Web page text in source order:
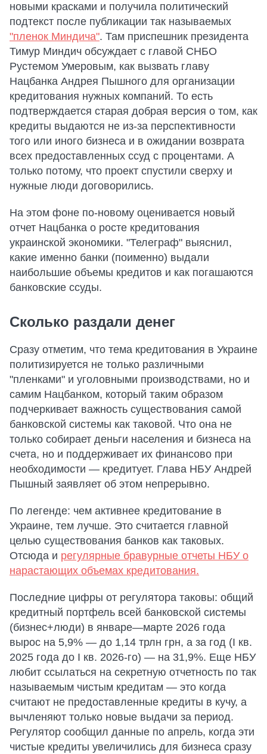
новыми красками и получила политический
подтекст после публикации так называемых
"пленок Миндича". Там приспешник президента
Тимур Миндич обсуждает с главой СНБО
Рустемом Умеровым, как вызвать главу
Нацбанка Андрея Пышного для организации
кредитования нужных компаний. То есть
подтверждается старая добрая версия о том, как
кредиты выдаются не из-за перспективности
того или иного бизнеса и в ожидании возврата
всех предоставленных ссуд с процентами. А
только потому, что проект спустили сверху и
нужные люди договорились.
На этом фоне по-новому оценивается новый
отчет Нацбанка о росте кредитования
украинской экономики. "Телеграф" выяснил,
какие именно банки (поименно) выдали
наибольшие объемы кредитов и как погашаются
банковские ссуды.
Сколько раздали денег
Сразу отметим, что тема кредитования в Украине
политизируется не только различными
"пленками" и уголовными производствами, но и
самим Нацбанком, который таким образом
подчеркивает важность существования самой
банковской системы как таковой. Что она не
только собирает деньги населения и бизнеса на
счета, но и поддерживает их финансово при
необходимости — кредитует. Глава НБУ Андрей
Пышный заявляет об этом непрерывно.
По легенде: чем активнее кредитование в
Украине, тем лучше. Это считается главной
целью существования банков как таковых.
Отсюда и регулярные бравурные отчеты НБУ о
нарастающих объемах кредитования.
Последние цифры от регулятора таковы: общий
кредитный портфель всей банковской системы
(бизнес+люди) в январе—марте 2026 года
вырос на 5,9% — до 1,14 трлн грн, а за год (I кв.
2025 года до I кв. 2026-го) — на 31,9%. Еще НБУ
любит ссылаться на секретную отчетность по так
называемым чистым кредитам — это когда
считают не предоставленные кредиты в кучу, а
вычленяют только новые выдачи за период.
Регулятор сообщил данные по апрель, когда эти
чистые кредиты увеличились для бизнеса сразу